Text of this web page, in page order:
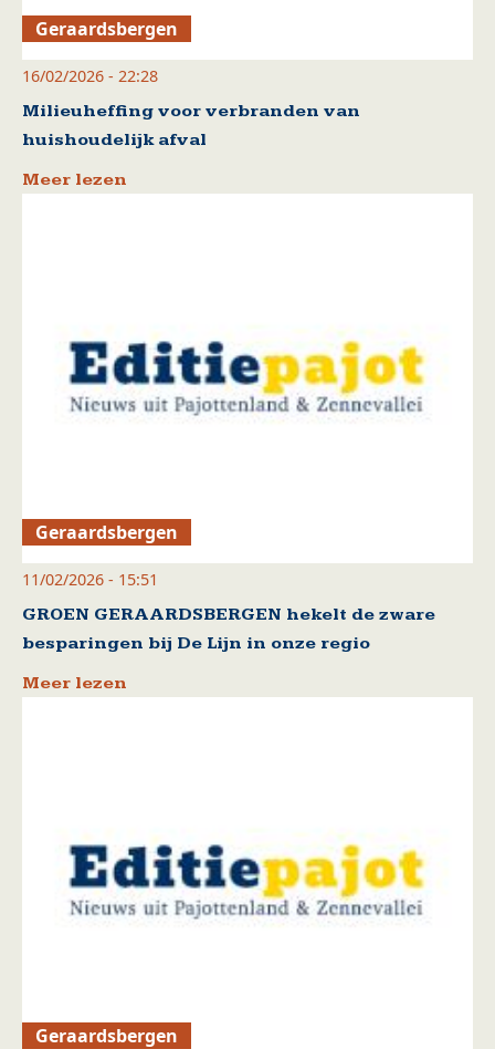
Geraardsbergen
16/02/2026 - 22:28
Milieuheffing voor verbranden van
huishoudelijk afval
Meer lezen
Geraardsbergen
11/02/2026 - 15:51
GROEN GERAARDSBERGEN hekelt de zware
besparingen bij De Lijn in onze regio
Meer lezen
Geraardsbergen